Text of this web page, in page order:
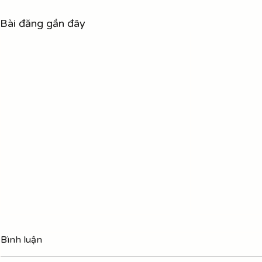
Bài đăng gần đây
Bình luận